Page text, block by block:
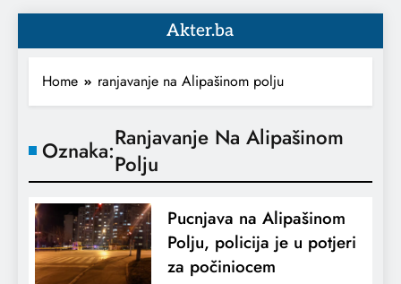
Akter.ba
Home ranjavanje na Alipašinom polju
Oznaka:Ranjavanje Na Alipašinom
Polju
Pucnjava na Alipašinom
Polju, policija je u potjeri
za počiniocem